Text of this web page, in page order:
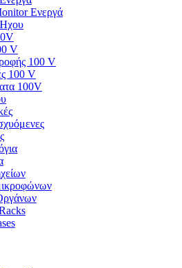
Ενεργά
V
100 V
100 V
100V